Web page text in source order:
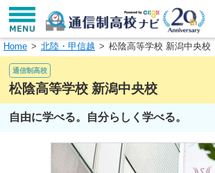
学校名で探す
エリアから探す
エリアを選択して探す
Home 北陸・甲信越 松陰高等学校 新潟中央校
通信制高校
松陰高等学校 新潟中央校
自由に学べる。自分らしく学べる。